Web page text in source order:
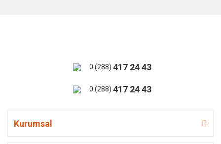
0 (288) 417 24 43
0 (288) 417 24 43
Kurumsal